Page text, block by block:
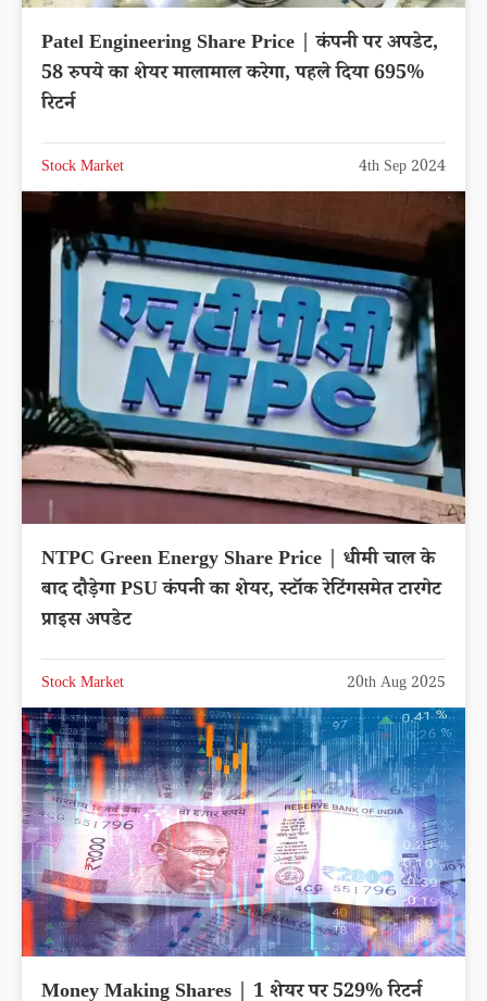
Patel Engineering Share Price | कंपनी पर अपडेट,
58 रुपये का शेयर मालामाल करेगा, पहले दिया 695%
रिटर्न
Stock Market 4th Sep 2024
NTPC Green Energy Share Price | धीमी चाल के
बाद दौड़ेगा PSU कंपनी का शेयर, स्टॉक रेटिंगसमेत टारगेट
प्राइस अपडेट
Stock Market 20th Aug 2025
Money Making Shares | 1 शेयर पर 529% रिटर्न